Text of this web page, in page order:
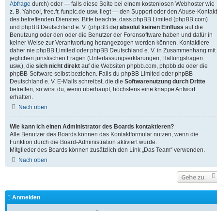
Abfrage durch) oder — falls diese Seite bei einem kostenlosen Webhoster wie
z. B. Yahoo!, free.fr, funpic.de usw. liegt — den Support oder den Abuse-Kontakt
des betreffenden Dienstes. Bitte beachte, dass phpBB Limited (phpBB.com)
und phpBB Deutschland e. V. (phpBB.de) absolut keinen Einfluss auf die
Benutzung oder den oder die Benutzer der Forensoftware haben und dafür in
keiner Weise zur Verantwortung herangezogen werden können. Kontaktiere
daher nie phpBB Limited oder phpBB Deutschland e. V. in Zusammenhang mit
jeglichen juristischen Fragen (Unterlassungserklärungen, Haftungsfragen
usw.), die sich nicht direkt auf die Websiten phpbb.com, phpbb.de oder die
phpBB-Software selbst beziehen. Falls du phpBB Limited oder phpBB
Deutschland e. V. E-Mails schreibst, die die Softwarenutzung durch Dritte
betreffen, so wirst du, wenn überhaupt, höchstens eine knappe Antwort
erhalten.
Nach oben
Wie kann ich einen Administrator des Boards kontaktieren?
Alle Benutzer des Boards können das Kontaktformular nutzen, wenn die
Funktion durch die Board-Administration aktiviert wurde.
Mitglieder des Boards können zusätzlich den Link „Das Team“ verwenden.
Nach oben
Gehe zu
Anmelden